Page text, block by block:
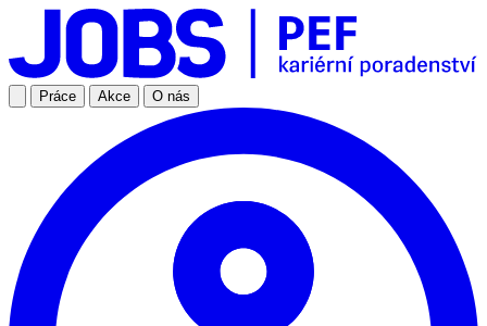
Práce Akce O nás